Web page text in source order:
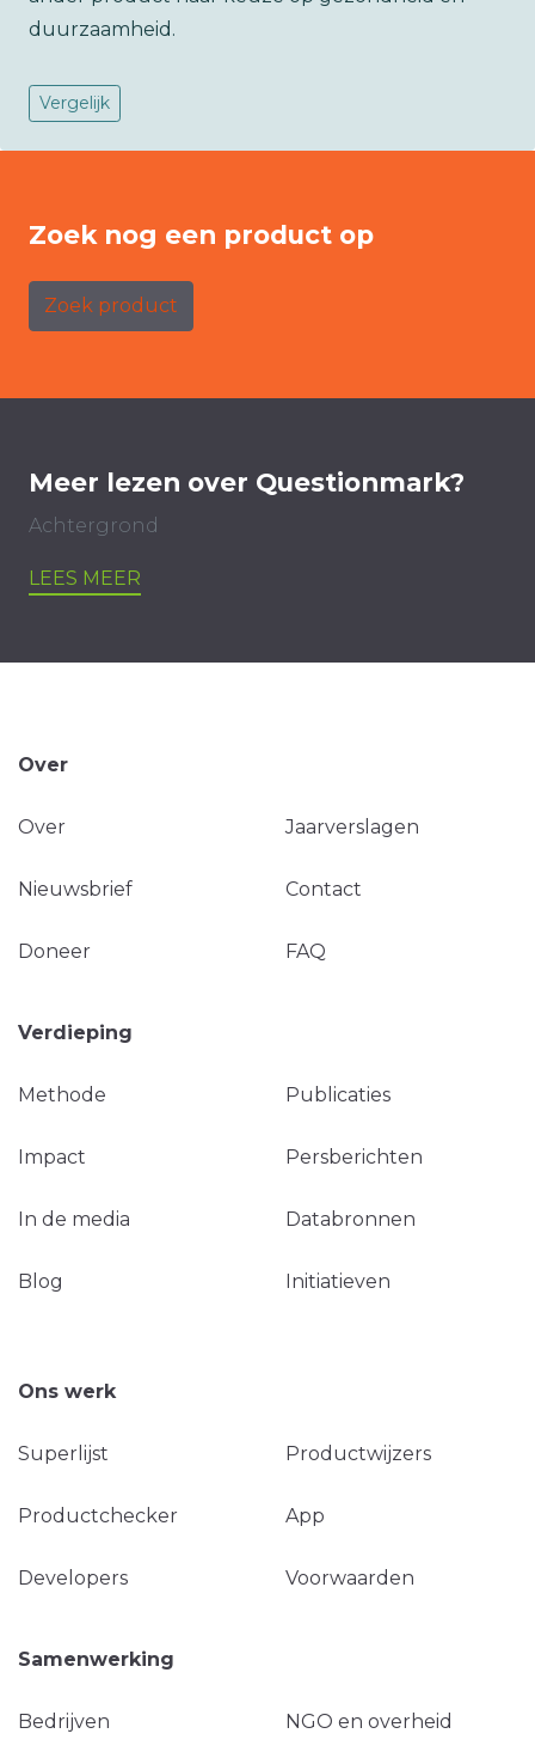
duurzaamheid.
Vergelijk
Zoek nog een product op
Zoek product
Meer lezen over Questionmark?
Achtergrond
LEES MEER
Over
Over Jaarverslagen
Nieuwsbrief Contact
Doneer FAQ
Verdieping
Methode Publicaties
Impact Persberichten
In de media Databronnen
Blog Initiatieven
Ons werk
Superlijst Productwijzers
Productchecker App
Developers Voorwaarden
Samenwerking
Bedrijven NGO en overheid